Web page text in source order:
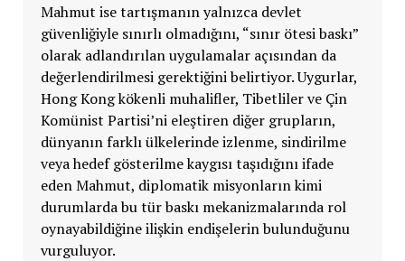
Mahmut ise tartışmanın yalnızca devlet
güvenliğiyle sınırlı olmadığını, “sınır ötesi baskı”
olarak adlandırılan uygulamalar açısından da
değerlendirilmesi gerektiğini belirtiyor. Uygurlar,
Hong Kong kökenli muhalifler, Tibetliler ve Çin
Komünist Partisi’ni eleştiren diğer grupların,
dünyanın farklı ülkelerinde izlenme, sindirilme
veya hedef gösterilme kaygısı taşıdığını ifade
eden Mahmut, diplomatik misyonların kimi
durumlarda bu tür baskı mekanizmalarında rol
oynayabildiğine ilişkin endişelerin bulunduğunu
vurguluyor.